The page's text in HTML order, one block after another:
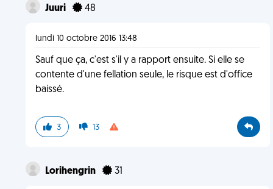
Juuri 48
lundi 10 octobre 2016 13:48
Sauf que ça, c'est s'il y a rapport ensuite. Si elle se
contente d'une fellation seule, le risque est d'office
baissé.
3 13
Lorihengrin 31